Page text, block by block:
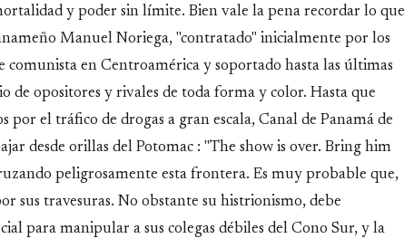
y poder sin límite. Bien vale la pena recordar lo que
Manuel Noriega, "contratado" inicialmente por los
en Centroamérica y soportado hasta las últimas
de opositores y rivales de toda forma y color. Hasta que
por el tráfico de drogas a gran escala, Canal de Panamá de
desde orillas del Potomac : "The show is over. Bring him
peligrosamente esta frontera. Es muy probable que,
sus travesuras. No obstante su histrionismo, debe
para manipular a sus colegas débiles del Cono Sur, y la